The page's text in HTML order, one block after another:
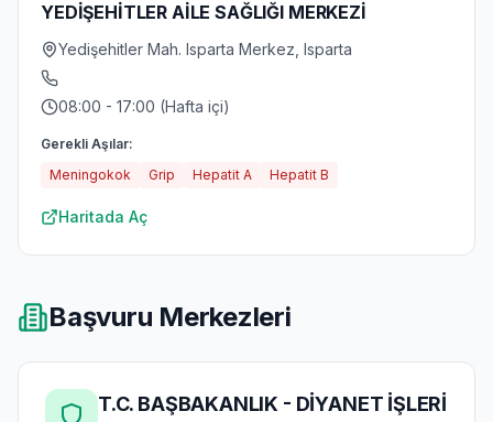
YEDİŞEHİTLER AİLE SAĞLIĞI MERKEZİ
Yedişehitler Mah. Isparta Merkez, Isparta
08:00 - 17:00 (Hafta içi)
Gerekli Aşılar:
Meningokok
Grip Hepatit A Hepatit B
Haritada Aç
Başvuru Merkezleri
T.C. BAŞBAKANLIK - DİYANET İŞLERİ